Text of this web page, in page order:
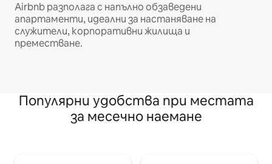
Airbnb разполага с напълно обзаведени
апартаменти, идеални за настаняване на
служители, корпоративни жилища и
преместване.
Популярни удобства при местата
за месечно наемане